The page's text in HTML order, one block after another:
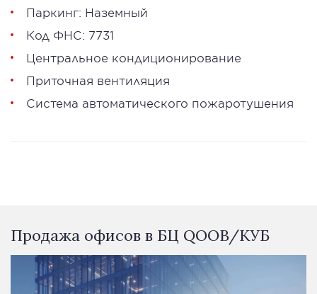
Паркинг: Наземный
Код ФНС: 7731
Центральное кондиционирование
Приточная вентиляция
Система автоматического пожаротушения
Продажа офисов в БЦ QOOB/КУБ